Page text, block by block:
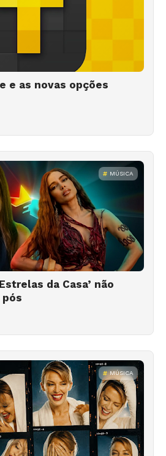
e as novas opções
MÚSICA
da Casa’ não
MÚSICA